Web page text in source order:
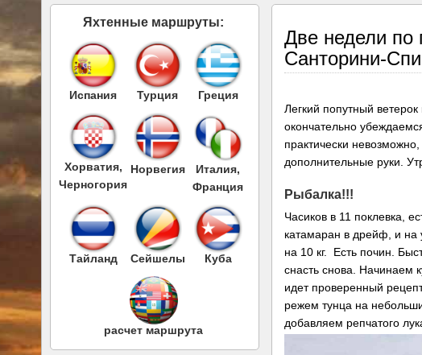
Две недели по
Санторини-
Легкий попутный
окончательно
практически
дополнительные руки.
Рыбалка!!!
Часиков в 11 поклевка,
катамаран в дрейф, и на
на 10 кг. Есть почин.
снасть снова. Начинаем
идет проверенный
режем тунца на
добавляем репчатого
Яхтенные маршруты:
Испания Турция Греция
Хорватия,
Черногория
Норвегия
Италия,
Франция
Тайланд Сейшелы Куба
расчет маршрута